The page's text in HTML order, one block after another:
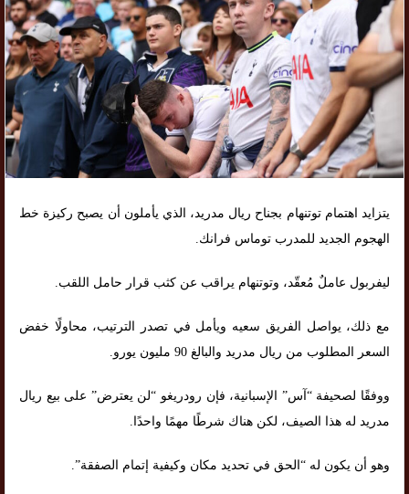
يتزايد اهتمام توتنهام بجناح ريال مدريد، الذي يأملون أن يصبح ركيزة خط
الهجوم الجديد للمدرب توماس فرانك.
ليفربول عاملٌ مُعقّد، وتوتنهام يراقب عن كثب قرار حامل اللقب.
مع ذلك، يواصل الفريق سعيه ويأمل في تصدر الترتيب، محاولًا خفض
السعر المطلوب من ريال مدريد والبالغ 90 مليون يورو.
ووفقًا لصحيفة “آس” الإسبانية، فإن رودريغو “لن يعترض” على بيع ريال
مدريد له هذا الصيف، لكن هناك شرطًا مهمًا واحدًا.
وهو أن يكون له “الحق في تحديد مكان وكيفية إتمام الصفقة”.